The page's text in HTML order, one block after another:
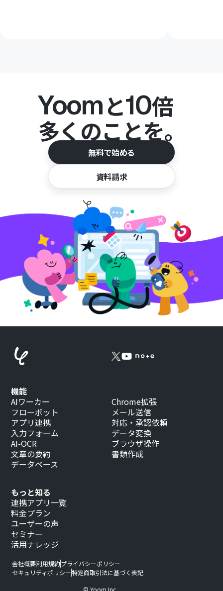
Yoomと10倍
多くのことを。
無料で始める
資料請求
もっと知る
連携アプリ一覧
料金プラン
ユーザーの声
セミナー
活用ナレッジ
機能
AIワーカー
フローボット
アプリ連携
入力フォーム
AI-OCR
文章の要約
データベース
Chrome拡張
メール送信
対応・承認依頼
データ変換
ブラウザ操作
書類作成
会社概要利用規約プライバシーポリシー
セキュリティポリシー特定商取引法に基づく表記
© Yoom Inc.